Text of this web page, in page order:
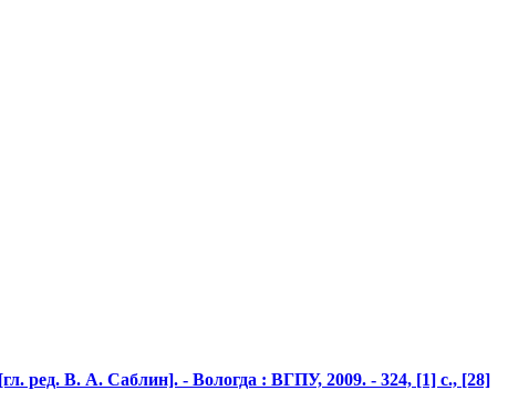
ред. В. А. Саблин]. - Вологда : ВГПУ, 2009. - 324, [1] с., [28]